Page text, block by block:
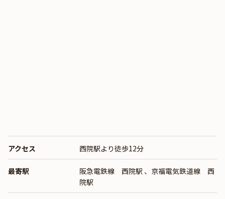
アクセス 西院駅より徒歩12分
最寄駅 阪急電鉄線 西院駅 、 京福電気鉄道線 西
院駅